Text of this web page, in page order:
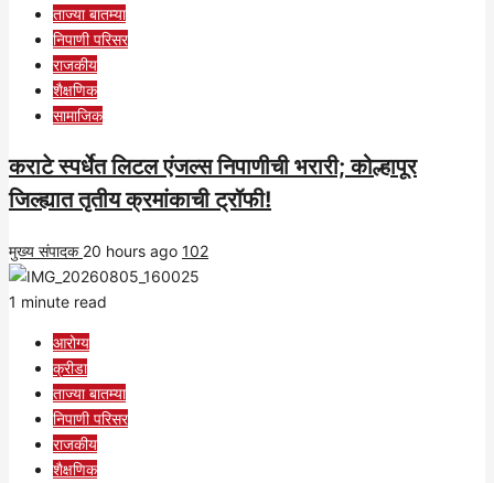
ताज्या बातम्या
निपाणी परिसर
राजकीय
शैक्षणिक
सामाजिक
कराटे स्पर्धेत लिटल एंजल्स निपाणीची भरारी; कोल्हापूर
जिल्ह्यात तृतीय क्रमांकाची ट्रॉफी!
मुख्य संपादक 20 hours ago 102
1 minute read
आरोग्य
क्रीडा
ताज्या बातम्या
निपाणी परिसर
राजकीय
शैक्षणिक